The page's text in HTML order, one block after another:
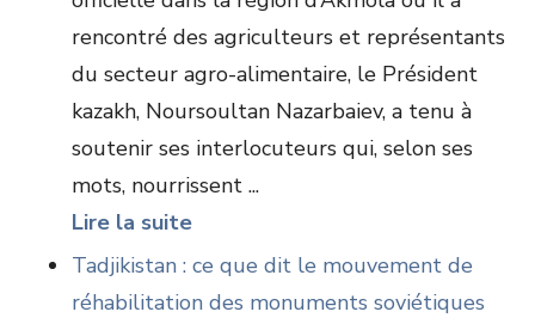
rencontré des agriculteurs et représentants
du secteur agro-alimentaire, le Président
kazakh, Noursoultan Nazarbaiev, a tenu à
soutenir ses interlocuteurs qui, selon ses
mots, nourrissent ...
Lire la suite
Tadjikistan : ce que dit le mouvement de
réhabilitation des monuments soviétiques